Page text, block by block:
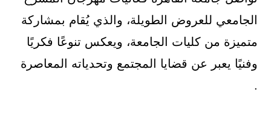
الجامعي للعروض الطويلة، والذي يُقام بمشاركة
متميزة من كليات الجامعة، ويعكس تنوعًا فكريًا
وفنيًا يعبر عن قضايا المجتمع وتحدياته المعاصرة
.